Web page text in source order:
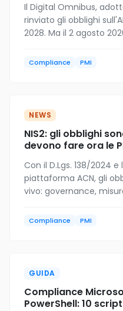
Il Digital Omnibus,
rinviato gli obblighi
2028. Ma il 2 agosto
o ChatGPT.
Compliance PMI
NEWS
NIS2: gli obblighi
devono fare ora le
Con il D.Lgs. 138/2024
piattaforma ACN, gli
vivo: governance,
Compliance PMI
GUIDA
Compliance
PowerShell: 10